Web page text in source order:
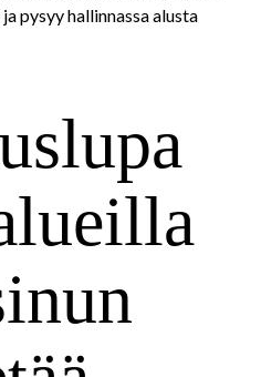
pysyy hallinnassa alusta